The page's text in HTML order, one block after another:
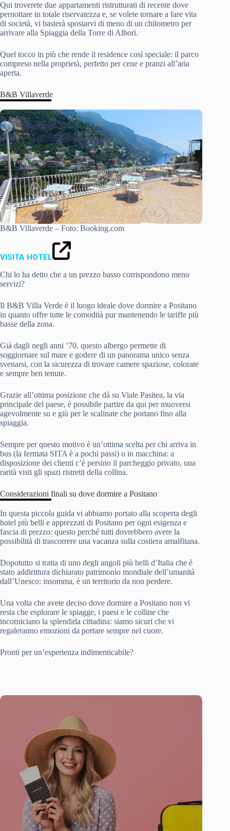
Qui troverete due appartamenti ristrutturati di recente dove
pernottare in totale riservatezza e, se volete tornare a fare vita
di società, vi basterà spostarvi di meno di un chilometro per
arrivare alla Spiaggia della Torre di Albori.
Quel tocco in più che rende il residence così speciale: il parco
compreso nella proprietà, perfetto per cene e pranzi all’aria
aperta.
B&B Villaverde
B&B Villaverde – Foto: Booking.com
VISITA HOTEL
Chi lo ha detto che a un prezzo basso corrispondono meno
servizi?
Il B&B Villa Verde è il luogo ideale dove dormire a Positano
in quanto offre tutte le comodità pur mantenendo le tariffe più
basse della zona.
Già dagli negli anni ’70, questo albergo permette di
soggiornare sul mare e godere di un panorama unico senza
svenarsi, con la sicurezza di trovare camere spaziose, colorate
e sempre ben tenute.
Grazie all’ottima posizione che dà su Viale Pasitea, la via
principale del paese, è possibile partire da qui per muoversi
agevolmente su e giù per le scalinate che portano fino alla
spiaggia.
Sempre per questo motivo è un’ottima scelta per chi arriva in
bus (la fermata SITA è a pochi passi) o in macchina: a
disposizione dei clienti c’è persino il parcheggio privato, una
rarità visti gli spazi ristretti della collina.
Considerazioni finali su dove dormire a Positano
In questa piccola guida vi abbiamo portato alla scoperta degli
hotel più belli e apprezzati di Positano per ogni esigenza e
fascia di prezzo: questo perché tutti dovrebbero avere la
possibilità di trascorrere una vacanza sulla costiera amalfitana.
Dopotutto si tratta di uno degli angoli più belli d’Italia che è
stato addirittura dichiarato patrimonio mondiale dell’umanità
dall’Unesco: insomma, è un territorio da non perdere.
Una volta che avete deciso dove dormire a Positano non vi
resta che esplorare le spiagge, i paesi e le colline che
incorniciano la splendida cittadina: siamo sicuri che vi
regaleranno emozioni da portare sempre nel cuore.
Pronti per un’esperienza indimenticabile?